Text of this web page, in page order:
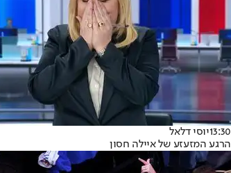
13:30יוסי דלאל
הרגע המזעזע של איילה חסון